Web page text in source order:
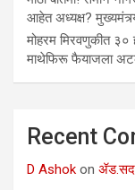
आहेत अध्यक्ष?
मोहरम मिरवणुकीत ३०
माथेफिरू फैयाजला
Recent
D Ashok on